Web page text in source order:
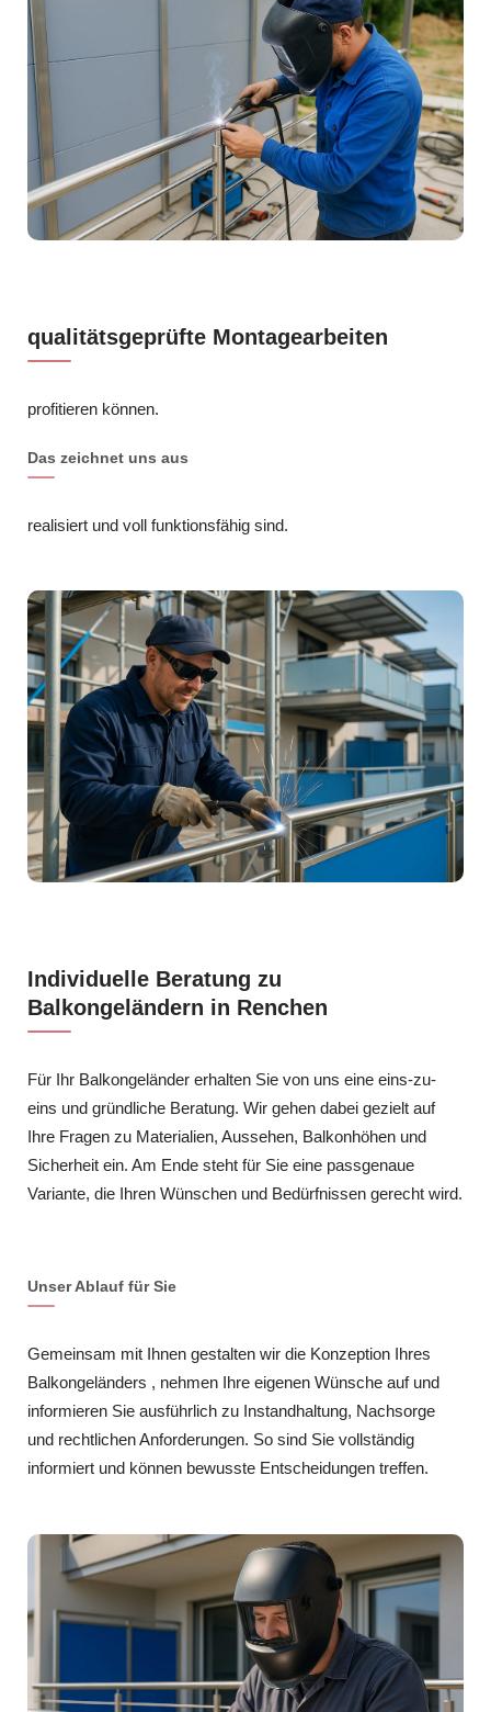
qualitätsgeprüfte Montagearbeiten
profitieren können.
Das zeichnet uns aus
realisiert und voll funktionsfähig sind.
Individuelle Beratung zu
Balkongeländern in Renchen
Für Ihr Balkongeländer erhalten Sie von uns eine eins-zu-
eins und gründliche Beratung. Wir gehen dabei gezielt auf
Ihre Fragen zu Materialien, Aussehen, Balkonhöhen und
Sicherheit ein. Am Ende steht für Sie eine passgenaue
Variante, die Ihren Wünschen und Bedürfnissen gerecht wird.
Unser Ablauf für Sie
Gemeinsam mit Ihnen gestalten wir die Konzeption Ihres
Balkongeländers , nehmen Ihre eigenen Wünsche auf und
informieren Sie ausführlich zu Instandhaltung, Nachsorge
und rechtlichen Anforderungen. So sind Sie vollständig
informiert und können bewusste Entscheidungen treffen.